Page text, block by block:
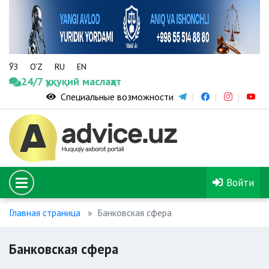
ЎЗ O‘Z RU EN
24/7 ҳуқуқий маслаҳат
Специальные возможности
Войти
Главная страница Банковская сфера
Банковская сфера